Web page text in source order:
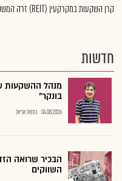
קרן השקעות במקרקעין (REIT) זרה המשקיעה בנדל"ן מניב למשרדים בארה"ב.
חדשות
מנהל ההשקעות
בונקר"
04.08.2026 נתנאל אריאל
הבכיר שרואה
השווקים